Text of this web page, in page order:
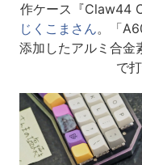
作ケース『Claw44
じくこまさん。「
添加したアルミ合金
で